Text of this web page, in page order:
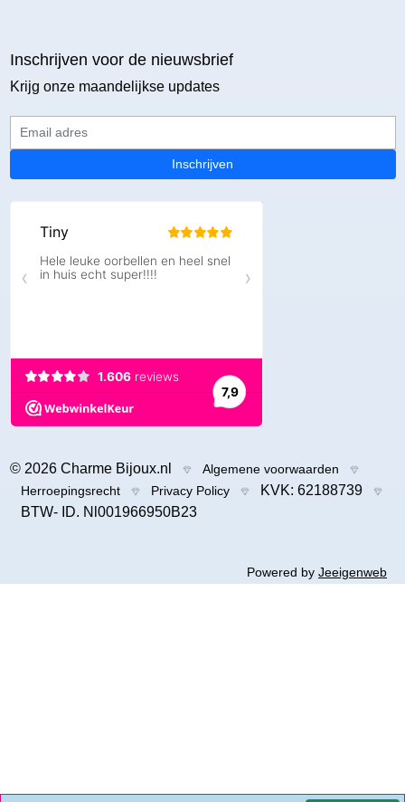
Inschrijven voor de nieuwsbrief
Krijg onze maandelijkse updates
Email adres
Inschrijven
© 2026 Charme Bijoux.nl
Algemene voorwaarden
Herroepingsrecht
Privacy Policy
KVK: 62188739
BTW- ID. Nl001966950B23
Powered by Jeeigenweb